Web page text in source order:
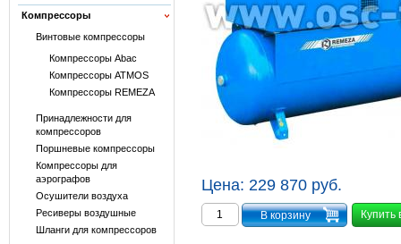
Компрессоры
Винтовые компрессоры
Компрессоры Abac
Компрессоры ATMOS
Компрессоры REMEZA
Принадлежности для
компрессоров
Поршневые компрессоры
Компрессоры для
аэрографов
Осушители воздуха
Ресиверы воздушные
Шланги для компрессоров
Цена: 229 870 руб.
Купить